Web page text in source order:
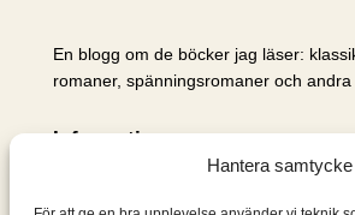
Hantera samtycke
En blogg om de böcker jag läser:
romaner, spänningsromaner och andra
Information
Om mig & om bloggen